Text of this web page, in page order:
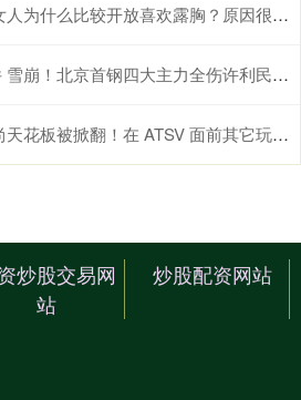
为什么比较开放喜欢露胸？原因很简单
钢四大主力全伤许利民站在下课悬崖亿元投入打水漂
掀翻！在 ATSV 面前其它玩法都是「弟弟」！
炒股交易网
站
炒股配资网站